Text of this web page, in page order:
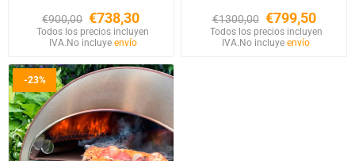
€900,00 €738,30
Todos los precios incluyen
IVA.No incluye envío
€1300,00 €799,50
Todos los precios incluyen
IVA.No incluyeenvío
-23%